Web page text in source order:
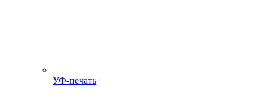
УФ-печать